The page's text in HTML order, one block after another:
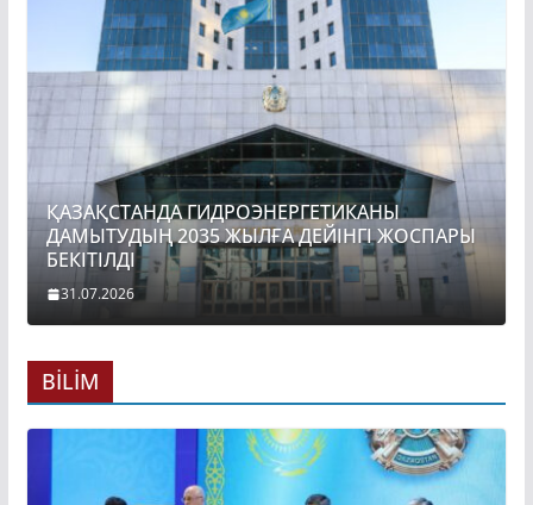
ҚАЗАҚСТАНДА ГИДРОЭНЕРГЕТИКАНЫ
ДАМЫТУДЫҢ 2035 ЖЫЛҒА ДЕЙІНГІ ЖОСПАРЫ
БЕКІТІЛДІ
31.07.2026
BİLİM